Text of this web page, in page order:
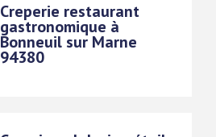
Creperie restaurant
gastronomique à
Bonneuil sur Marne
94380